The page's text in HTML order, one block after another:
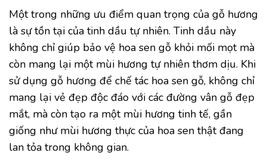
Một trong những ưu điểm quan trọng của gỗ hương
là sự tồn tại của tinh dầu tự nhiên. Tinh dầu này
không chỉ giúp bảo vệ hoa sen gỗ khỏi mối mọt mà
còn mang lại một mùi hương tự nhiên thơm dịu. Khi
sử dụng gỗ hương để chế tác hoa sen gỗ, không chỉ
mang lại vẻ đẹp độc đáo với các đường vân gỗ đẹp
mắt, mà còn tạo ra một mùi hương tinh tế, gần
giống như mùi hương thực của hoa sen thật đang
lan tỏa trong không gian.